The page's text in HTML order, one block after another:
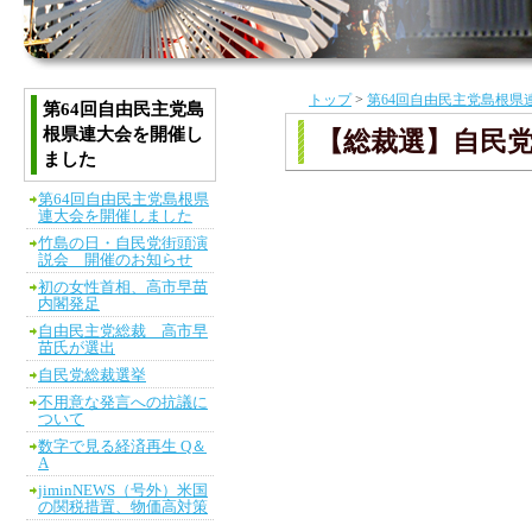
トップ> 第64回自由民主党島根県
【総裁選】自民
第64回自由民主党島
根県連大会を開催し
ました
第64回自由民主党島根県
連大会を開催しました
竹島の日・自民党街頭演
説会 開催のお知らせ
初の女性首相、高市早苗
内閣発足
自由民主党総裁 高市早
苗氏が選出
自民党総裁選挙
不用意な発言への抗議に
ついて
数字で見る経済再生 Q＆
A
jiminNEWS（号外）米国
の関税措置、物価高対策